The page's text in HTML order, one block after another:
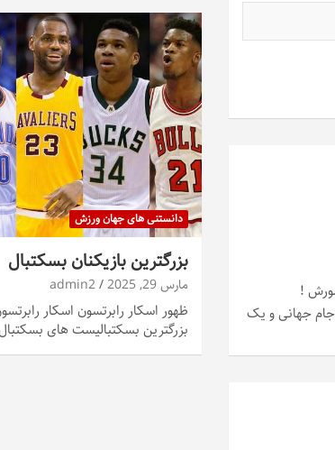
دانستنی های جهان ورزش
بزرگترین بازیکنان بسکتبال
مارس 29, 2025 admin2
ظهور اسکار رابرتسون اسکار
بزرگترین بسکتبالیست های
!
جهانی و یک